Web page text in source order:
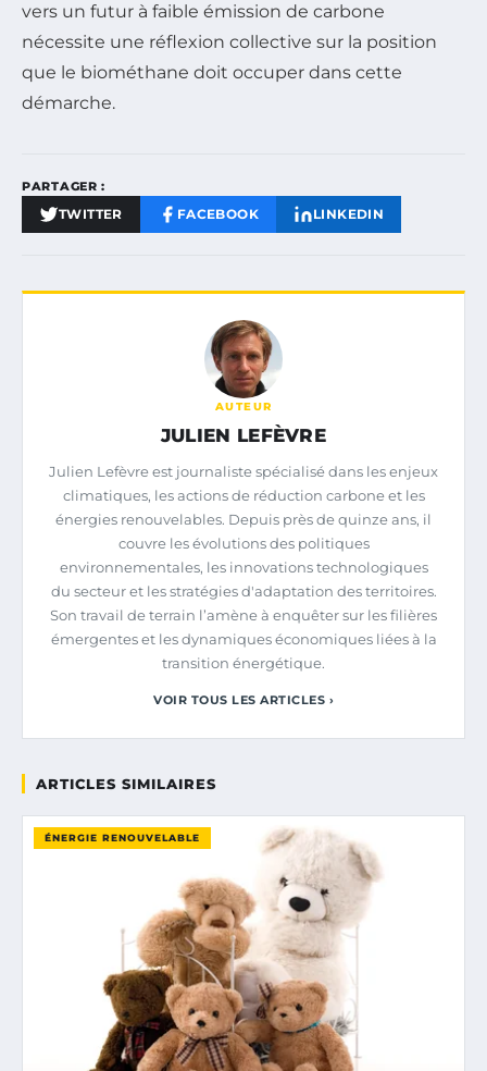
vers un futur à faible émission de carbone
nécessite une réflexion collective sur la position
que le biométhane doit occuper dans cette
démarche.
PARTAGER :
TWITTER FACEBOOK LINKEDIN
AUTEUR
JULIEN LEFÈVRE
Julien Lefèvre est journaliste spécialisé dans les enjeux
climatiques, les actions de réduction carbone et les
énergies renouvelables. Depuis près de quinze ans, il
couvre les évolutions des politiques
environnementales, les innovations technologiques
du secteur et les stratégies d'adaptation des territoires.
Son travail de terrain l’amène à enquêter sur les filières
émergentes et les dynamiques économiques liées à la
transition énergétique.
VOIR TOUS LES ARTICLES ›
ARTICLES SIMILAIRES
ÉNERGIE RENOUVELABLE